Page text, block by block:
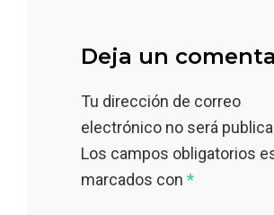
Deja un
Tu dirección de correo
electrónico no será
Los campos obligatorios
marcados con *